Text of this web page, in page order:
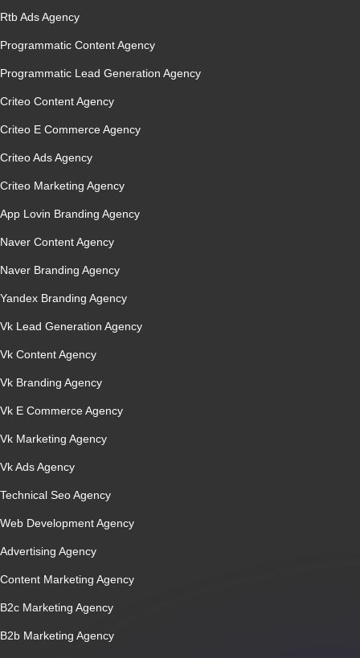
Rtb Ads Agency
Programmatic Content Agency
Programmatic Lead Generation Agency
Criteo Content Agency
Criteo E Commerce Agency
Criteo Ads Agency
Criteo Marketing Agency
App Lovin Branding Agency
Naver Content Agency
Naver Branding Agency
Yandex Branding Agency
Vk Lead Generation Agency
Vk Content Agency
Vk Branding Agency
Vk E Commerce Agency
Vk Marketing Agency
Vk Ads Agency
Technical Seo Agency
Web Development Agency
Advertising Agency
Content Marketing Agency
B2c Marketing Agency
B2b Marketing Agency